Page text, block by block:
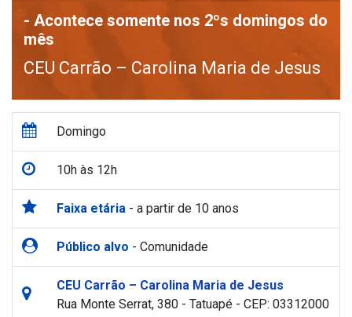
- Acontece somente nos 2ºs domingos do
mês
CEU Carrão – Carolina Maria de Jesus
Domingo
10h às 12h
Faixa etária - a partir de 10 anos
Público alvo - Comunidade
CEU Carrão – Carolina Maria de Jesus
Rua Monte Serrat, 380 - Tatuapé - CEP: 03312000